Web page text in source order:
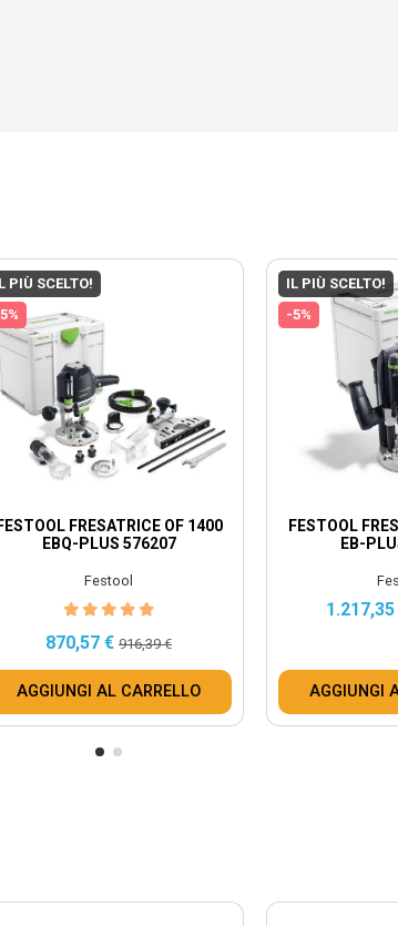
PIÙ SCELTO!
FESTOOL FRESATRICE OF 1400
EBQ-PLUS 576207
Festool
870,57 € 916,39 €
AGGIUNGI AL CARRELLO
IL PIÙ SCELTO!
-5%
FESTOOL
EB-
AGGIUNGI